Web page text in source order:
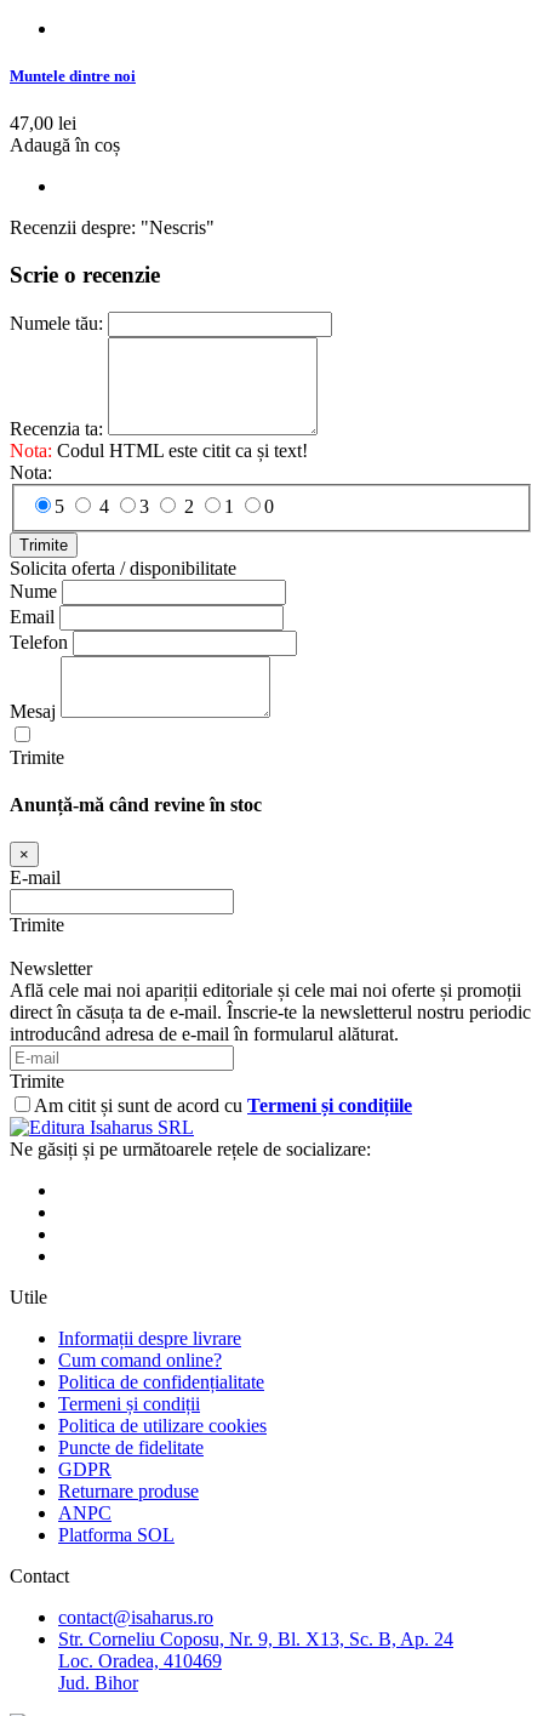
Muntele dintre noi
47,00 lei
Adaugă în coș
Recenzii despre: "Nescris"
Scrie o recenzie
Numele tău:
Recenzia ta:
Nota: Codul HTML este citit ca și text!
Nota:
5
4 3 2 1 0
Trimite
Solicita oferta / disponibilitate
Nume
Email
Telefon
Mesaj
Trimite
Anunță-mă când revine în stoc
×
E-mail
Trimite
Newsletter
Află cele mai noi apariții editoriale și cele mai noi oferte și promoții
direct în căsuța ta de e-mail. Înscrie-te la newsletterul nostru periodic
introducând adresa de e-mail în formularul alăturat.
Trimite
Am citit și sunt de acord cu Termeni și condițiile
Ne găsiți și pe următoarele rețele de socializare:
Utile
Informații despre livrare
Cum comand online?
Politica de confidențialitate
Termeni și condiții
Politica de utilizare cookies
Puncte de fidelitate
GDPR
Returnare produse
ANPC
Platforma SOL
Contact
contact@isaharus.ro
Str. Corneliu Coposu, Nr. 9, Bl. X13, Sc. B, Ap. 24
Loc. Oradea, 410469
Jud. Bihor